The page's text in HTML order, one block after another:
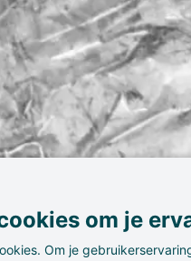
om je
Om je